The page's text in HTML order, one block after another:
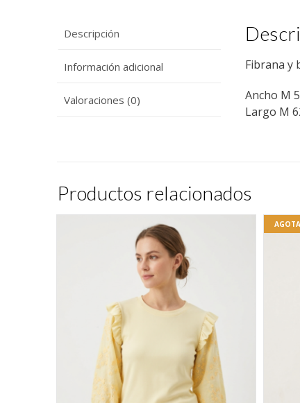
Descripción
Información adicional
Valoraciones (0)
Fibrana y
Ancho M
Largo M
Productos relacionados